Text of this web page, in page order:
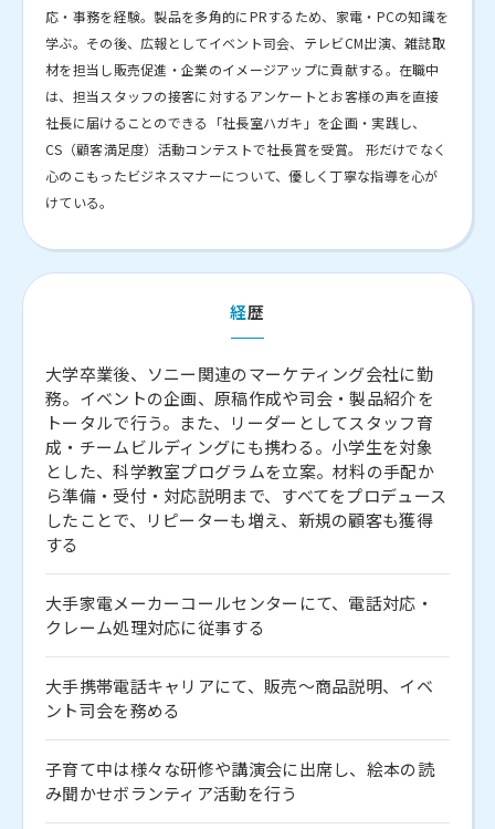
応・事務を経験。製品を多角的にPRするため、家電・PCの知識を
学ぶ。その後、広報としてイベント司会、テレビCM出演、雑誌取
材を担当し販売促進・企業のイメージアップに貢献する。在職中
は、担当スタッフの接客に対するアンケートとお客様の声を直接
社長に届けることのできる「社長室ハガキ」を企画・実践し、
CS（顧客満足度）活動コンテストで社長賞を受賞。 形だけでなく
心のこもったビジネスマナーについて、優しく丁寧な指導を心が
けている。
経歴
大学卒業後、ソニー関連のマーケティング会社に勤
務。イベントの企画、原稿作成や司会・製品紹介を
トータルで行う。また、リーダーとしてスタッフ育
成・チームビルディングにも携わる。小学生を対象
とした、科学教室プログラムを立案。材料の手配か
ら準備・受付・対応説明まで、すべてをプロデュース
したことで、リピーターも増え、新規の顧客も獲得
する
大手家電メーカーコールセンターにて、電話対応・
クレーム処理対応に従事する
大手携帯電話キャリアにて、販売～商品説明、イベ
ント司会を務める
子育て中は様々な研修や講演会に出席し、絵本の読
み聞かせボランティア活動を行う